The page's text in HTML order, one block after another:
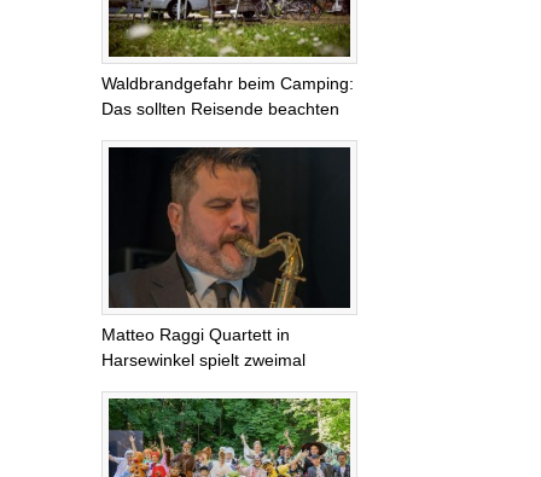
Waldbrandgefahr beim Camping:
Das sollten Reisende beachten
Matteo Raggi Quartett in
Harsewinkel spielt zweimal